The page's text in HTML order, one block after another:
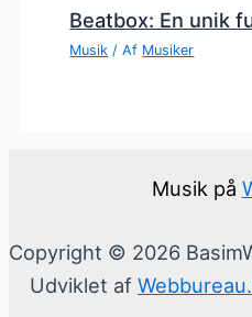
Beatbox: En unik
Musik / Af Musiker
Musik på
Copyright © 2026
Udviklet af